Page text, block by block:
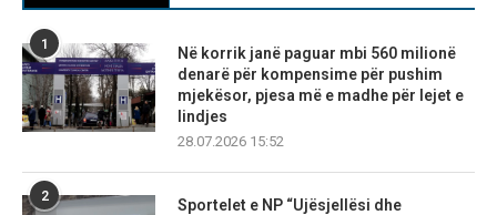
1
Në korrik janë paguar mbi 560 milionë
denarë për kompensime për pushim
mjekësor, pjesa më e madhe për lejet e
lindjes
28.07.2026 15:52
2
Sportelet e NP “Ujësjellësi dhe